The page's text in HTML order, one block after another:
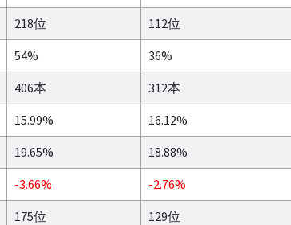
218位 112位
54% 36%
406本 312本
15.99% 16.12%
19.65% 18.88%
-3.66% -2.76%
175位 129位